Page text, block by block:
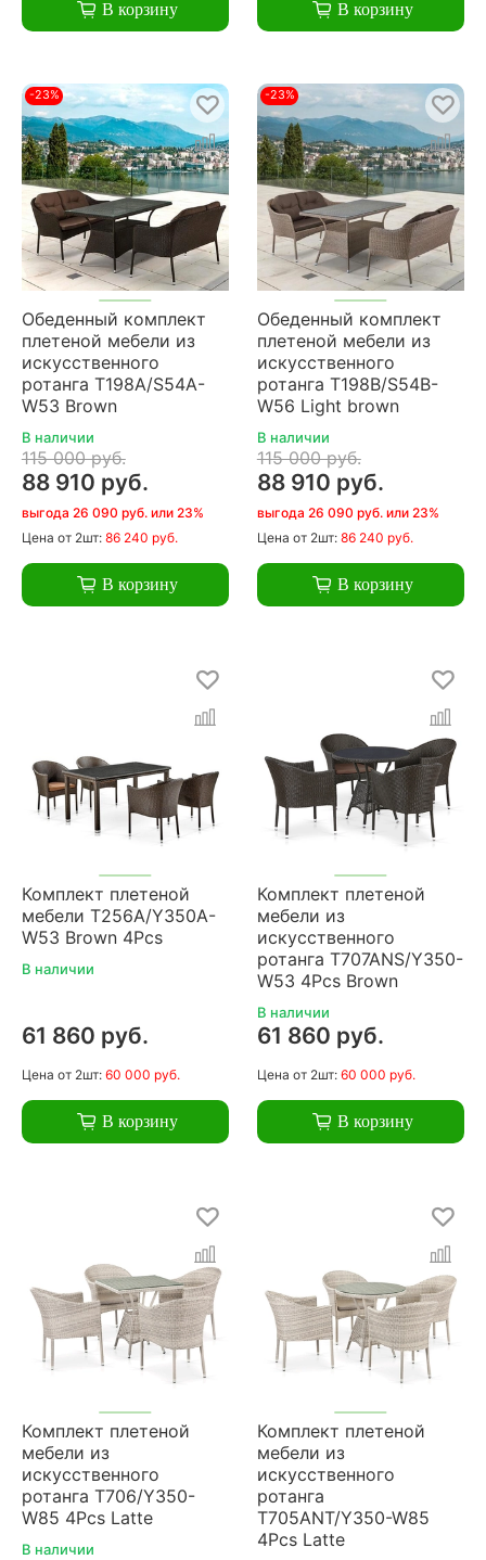
В корзину В корзину
-23%
Обеденный комплект
плетеной мебели из
искусственного
ротанга T198A/S54A-
W53 Brown
В наличии
115 000 руб.
88 910 руб.
выгода 26 090 руб. или 23%
Цена от 2шт: 86 240 руб.
В корзину
-23%
Обеденный комплект
плетеной мебели из
искусственного
ротанга T198B/S54B-
W56 Light brown
В наличии
115 000 руб.
88 910 руб.
выгода 26 090 руб. или 23%
Цена от 2шт: 86 240 руб.
В корзину
Комплект плетеной
мебели T256A/Y350A-
W53 Brown 4Pcs
В наличии
61 860 руб.
Цена от 2шт: 60 000 руб.
В корзину
Комплект плетеной
мебели из
искусственного
ротанга T707ANS/Y350-
W53 4Pcs Brown
В наличии
61 860 руб.
Цена от 2шт: 60 000 руб.
В корзину
Комплект плетеной
мебели из
искусственного
ротанга T706/Y350-
W85 4Pcs Latte
В наличии
Комплект плетеной
мебели из
искусственного
ротанга
T705ANT/Y350-W85
4Pcs Latte